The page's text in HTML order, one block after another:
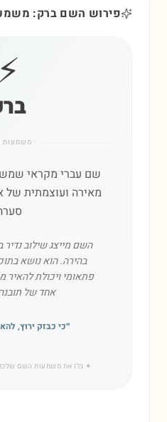
פירוש השם ברק:
משמעות
שם עברי מקראי
מאירה ועוצמתית של
השם מייצג שילוב
בהירה. הוא נושא
פתאומי ויכולת להאיר
אחד של
״כי כבזק ירוץ,
✦ גלו את משמעות השם